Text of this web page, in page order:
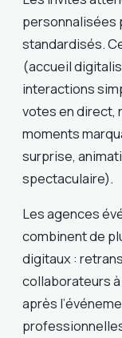
personnalisées
standardisés.
(accueil
interactions
votes en direct,
moments
surprise,
spectaculaire).
Les agences
combinent de
digitaux :
collaborateurs
après